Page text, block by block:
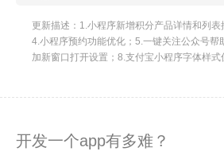
更新描述：1.小程序新增积分产品详情和列
4.小程序预约功能优化；5.一键关注公众号
加新窗口打开设置；8.支付宝小程序字体样
开发一个app有多难？